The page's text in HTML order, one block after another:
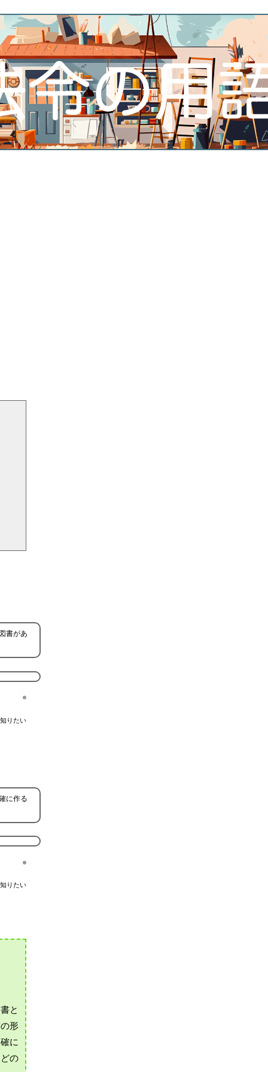
書があ
りたい
に作る
りたい
と
形
に
の